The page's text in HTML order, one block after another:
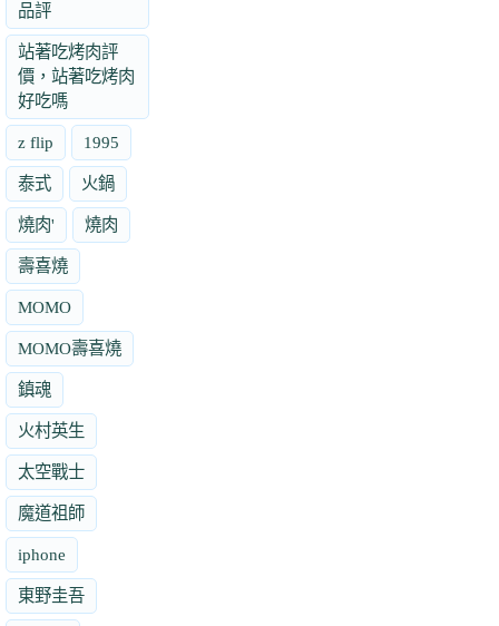
品評
站著吃烤肉評
價，站著吃烤肉
好吃嗎
z flip 1995
泰式 火鍋
燒肉' 燒肉
壽喜燒
MOMO
MOMO壽喜燒
鎮魂
火村英生
太空戰士
魔道祖師
iphone
東野圭吾